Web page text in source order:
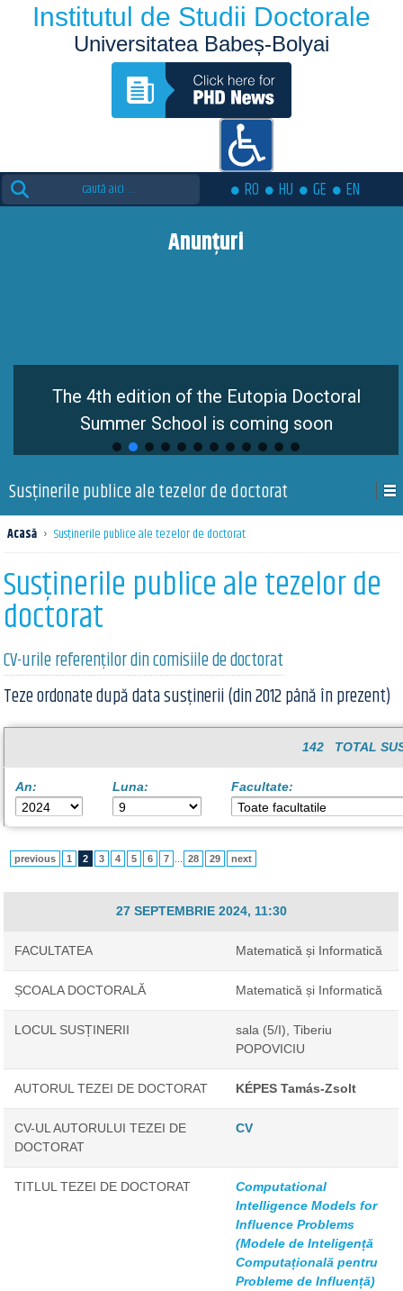
Institutul de Studii Doctorale
Universitatea Babeș-Bolyai
Search
for:
RO HU GE EN
Anunțuri
The 4th edition of the Eutopia Doctoral
Summer School is coming soon
Susţinerile publice ale tezelor de doctorat
Acasă › Susţinerile publice ale tezelor de doctorat
Susţinerile publice ale tezelor de
doctorat
CV-urile referenților din comisiile de doctorat
Teze ordonate după data susținerii (din 2012 până în prezent)
142 TOTAL
An: Luna: Facultate:
previous 1 2 3 4 5 6 7 28 29 next
27 SEPTEMBRIE 2024, 11:30
FACULTATEA Matematică și Informatică
ȘCOALA DOCTORALĂ Matematică și Informatică
LOCUL SUSȚINERII
sala (5/I), Tiberiu
POPOVICIU
AUTORUL TEZEI DE DOCTORAT KÉPES Tamás-Zsolt
CV-UL AUTORULUI TEZEI DE
DOCTORAT
CV
TITLUL TEZEI DE DOCTORAT
Computational
Intelligence Models for
Influence Problems
(Modele de Inteligență
Computațională pentru
Probleme de Influență)